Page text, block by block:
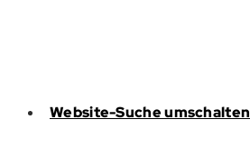
Website-Suche umschalten